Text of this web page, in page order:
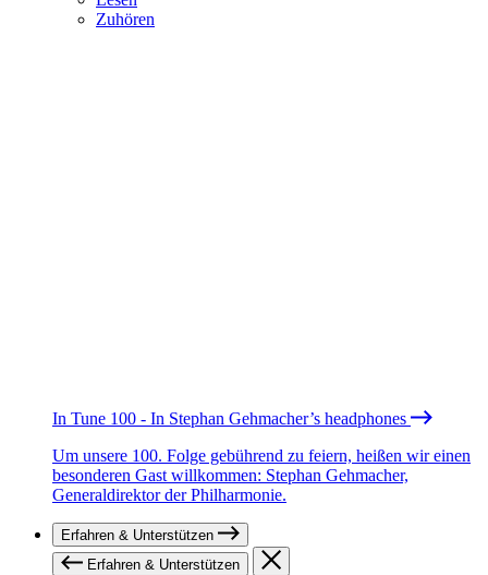
Zuhören
In Tune 100 - In Stephan Gehmacher’s headphones
Um unsere 100. Folge gebührend zu feiern, heißen wir einen
besonderen Gast willkommen: Stephan Gehmacher,
Generaldirektor der Philharmonie.
Erfahren & Unterstützen
Erfahren & Unterstützen